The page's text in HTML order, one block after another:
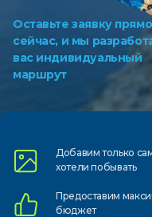
Оставьте заявку прямо
сейчас, и мы
вас индивидуальный
маршрут
Добавим только
хотели побывать
Предоставим
бюджет